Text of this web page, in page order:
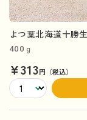
よつ葉北海道十勝
400ｇ
¥313円（税込）